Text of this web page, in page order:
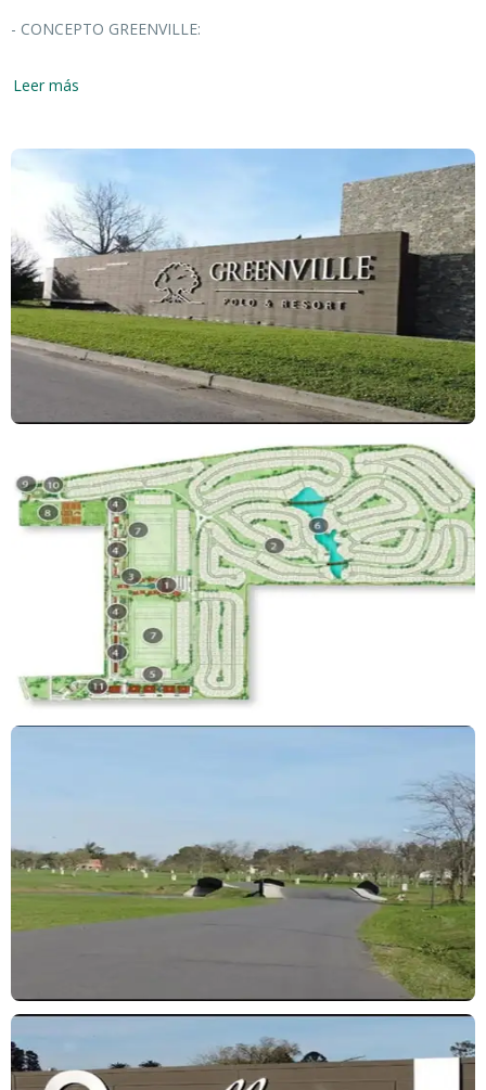
- CONCEPTO GREENVILLE:
* Greenville Polo & Resort es un nuevo concepto en proyectos de
hotelería de primer nivel. Ubicado en el Gran Buenos Aires, a 20
minutos de la Capital Federal por la autopista Buenos Aires - La
* Greenville Polo & Resort cuenta con 130 hectáreas rodeadas de
arboleda y un lago que fueron parte de la famosa Estancia Abril
de estilo Francés.
* Quien elige vivir en Greenville no solo elige la vida de barrio
privado sino las comodidades y servicios de hotel.
Ante cualquier otra consulta no dude en ponerse en contacto y/o
Leer más